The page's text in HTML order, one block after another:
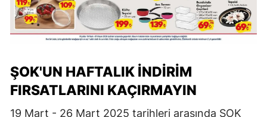
ŞOK'UN HAFTALIK İNDIRIM
FIRSATLARINI KAÇIRMAYIN
19 Mart - 26 Mart 2025 tarihleri arasında ŞOK